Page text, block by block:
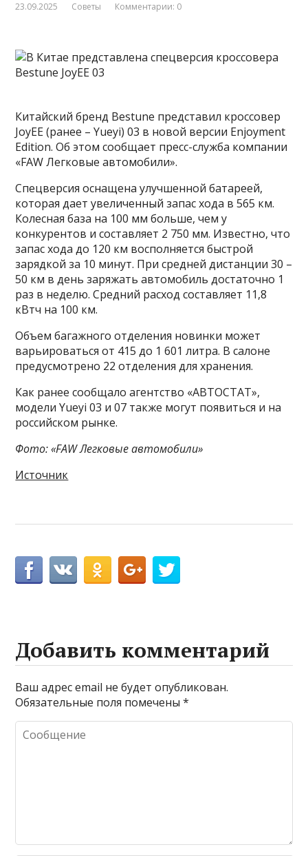
23.09.2025 Советы Комментарии: 0
Китайский бренд Bestune представил кроссовер
JoyEE (ранее – Yueyi) 03 в новой версии Enjoyment
Edition. Об этом сообщает пресс-служба компании
«FAW Легковые автомобили».
Спецверсия оснащена улучшенной батареей,
которая дает увеличенный запас хода в 565 км.
Колесная база на 100 мм больше, чем у
конкурентов и составляет 2 750 мм. Известно, что
запас хода до 120 км восполняется быстрой
зарядкой за 10 минут. При средней дистанции 30 –
50 км в день заряжать автомобиль достаточно 1
раз в неделю. Средний расход составляет 11,8
кВтч на 100 км.
Объем багажного отделения новинки может
варьироваться от 415 до 1 601 литра. В салоне
предусмотрено 22 отделения для хранения.
Как ранее сообщало агентство «АВТОСТАТ»,
модели Yueyi 03 и 07 также могут появиться и на
российском рынке.
Фото: «FAW Легковые автомобили»
Источник
Добавить комментарий
Ваш адрес email не будет опубликован.
Обязательные поля помечены*